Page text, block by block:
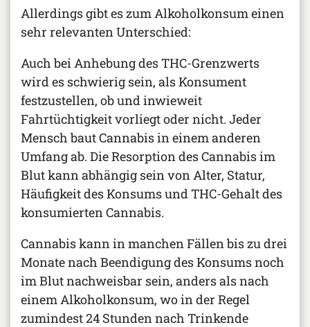
Allerdings gibt es zum Alkoholkonsum einen
sehr relevanten Unterschied:
Auch bei Anhebung des THC-Grenzwerts
wird es schwierig sein, als Konsument
festzustellen, ob und inwieweit
Fahrtüchtigkeit vorliegt oder nicht. Jeder
Mensch baut Cannabis in einem anderen
Umfang ab. Die Resorption des Cannabis im
Blut kann abhängig sein von Alter, Statur,
Häufigkeit des Konsums und THC-Gehalt des
konsumierten Cannabis.
Cannabis kann in manchen Fällen bis zu drei
Monate nach Beendigung des Konsums noch
im Blut nachweisbar sein, anders als nach
einem Alkoholkonsum, wo in der Regel
zumindest 24 Stunden nach Trinkende